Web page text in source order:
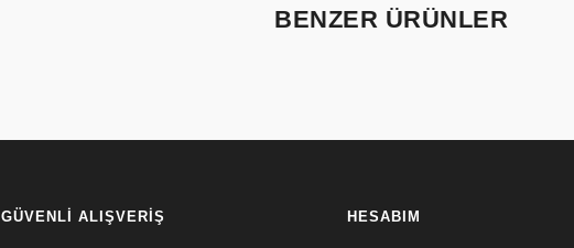
BENZER ÜRÜNLER
GÜVENLİ ALIŞVERİŞ HESABIM